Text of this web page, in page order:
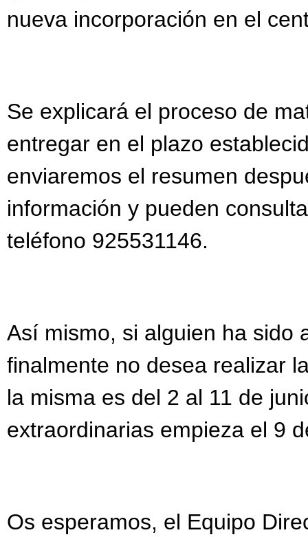
nueva incorporación en el
Se explicará el proceso de
entregar en el plazo
enviaremos el resumen
información y pueden
teléfono 925531146.
Así mismo, si alguien ha sido
finalmente no desea realizar
la misma es del 2 al 11 de
extraordinarias empieza el 9
Os esperamos, el Equipo